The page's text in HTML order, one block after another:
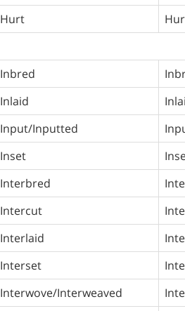
Hurt
Inbred
Inlaid
Input/Inputted
Inset
Interbred
Intercut
Interlaid
Interset
Interwove/Interweaved